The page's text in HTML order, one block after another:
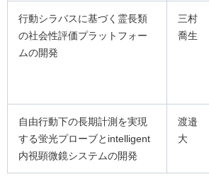
行動シラバスに基づく霊長類
の社会性評価プラットフォー
ムの開発
三村
喬生
自由行動下の長期計測を実現
する蛍光プローブとintelligent
内視顕微鏡システムの開発
渡邉
大